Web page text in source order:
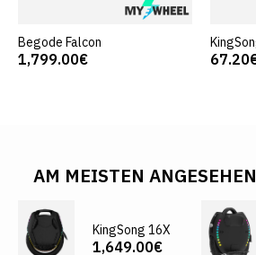
Begode Falcon
1,799.00€
AM MEISTEN
KingSong 16X
1,649.00€